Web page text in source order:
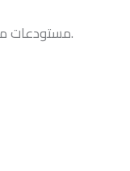
مستودعات مزوّدة بكاميرات مراقبة وإنذارات ضد السرقة.